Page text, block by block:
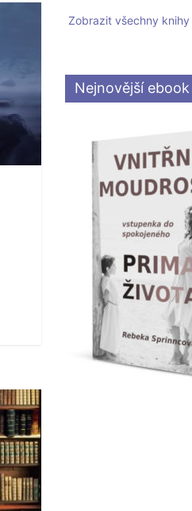
Zobrazit všechny knihy
Nejnovější ebook